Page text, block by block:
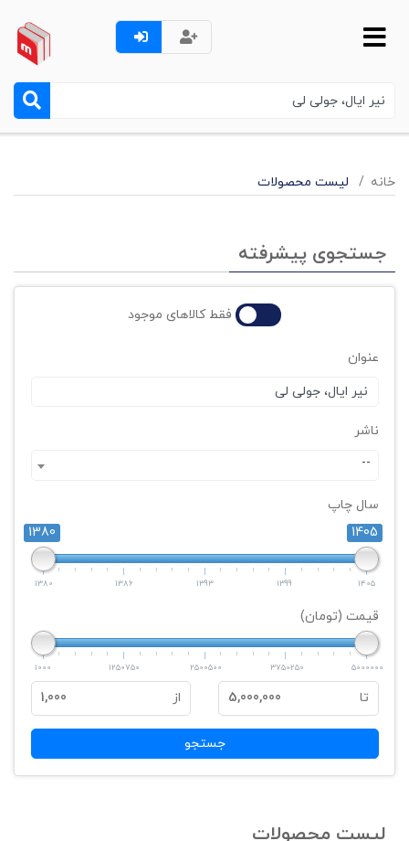
خانه لیست محصولات
جستجوی پیشرفته
فقط کالاهای موجود
عنوان
ناشر
--
سال چاپ
1380
1405
1380 1386 1393 1399 1405
قیمت (تومان)
1000 1250750 2500500 3750250 5000000
تا 5,000,000 از 1,000
جستجو
لیست محصولات